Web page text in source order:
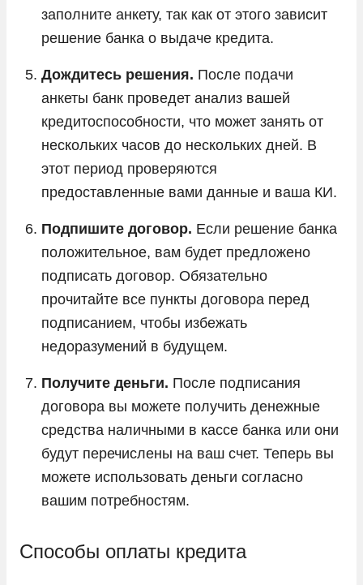
заполните анкету, так как от этого зависит
решение банка о выдаче кредита.
Дождитесь решения. После подачи
анкеты банк проведет анализ вашей
кредитоспособности, что может занять от
нескольких часов до нескольких дней. В
этот период проверяются
предоставленные вами данные и ваша КИ.
Подпишите договор. Если решение банка
положительное, вам будет предложено
подписать договор. Обязательно
прочитайте все пункты договора перед
подписанием, чтобы избежать
недоразумений в будущем.
Получите деньги. После подписания
договора вы можете получить денежные
средства наличными в кассе банка или они
будут перечислены на ваш счет. Теперь вы
можете использовать деньги согласно
вашим потребностям.
Способы оплаты кредита